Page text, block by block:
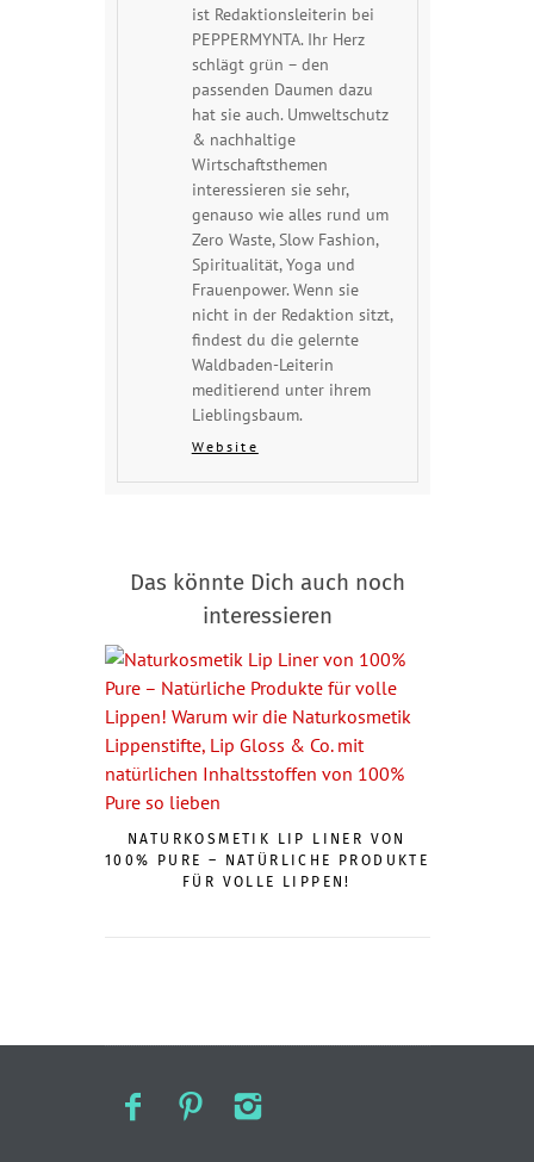
ist Redaktionsleiterin bei
PEPPERMYNTA. Ihr Herz
schlägt grün – den
passenden Daumen dazu
hat sie auch. Umweltschutz
& nachhaltige
Wirtschaftsthemen
interessieren sie sehr,
genauso wie alles rund um
Zero Waste, Slow Fashion,
Spiritualität, Yoga und
Frauenpower. Wenn sie
nicht in der Redaktion sitzt,
findest du die gelernte
Waldbaden-Leiterin
meditierend unter ihrem
Lieblingsbaum.
Website
Das könnte Dich auch noch
interessieren
NATURKOSMETIK LIP LINER VON
100% PURE – NATÜRLICHE PRODUKTE
FÜR VOLLE LIPPEN!